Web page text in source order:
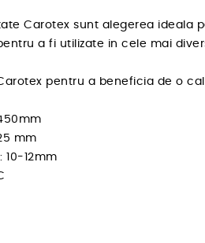
Carotex sunt alegerea ideala
a fi utilizate in cele mai
pentru a beneficia de o
mm
10-12mm